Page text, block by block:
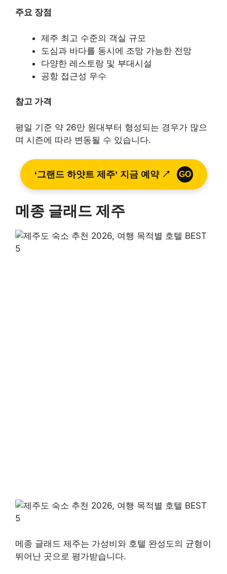
주요 장점
제주 최고 수준의 객실 규모
도심과 바다를 동시에 조망 가능한 전망
다양한 레스토랑 및 부대시설
공항 접근성 우수
참고 가격
평일 기준 약 26만 원대부터 형성되는 경우가 많으
며 시즌에 따라 변동될 수 있습니다.
‘그랜드 하얏트 제주’ 지금 예약 ↗ GO
메종 글래드 제주
메종 글래드 제주는 가성비와 호텔 완성도의 균형이
뛰어난 곳으로 평가받습니다.